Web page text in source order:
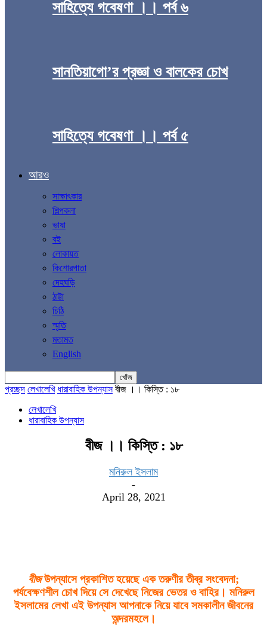
সাহিত্যে গবেষণা ।। পর্ব ৬
সানতিয়াগো’র প্রজ্ঞা ও বালকের চোখ
সাহিত্যে গবেষণা ।। পর্ব ৫
আরও
সাক্ষাৎকার
শিল্পকলা
ভাষা
বই
লোকায়ত
কিশোরপাতা
দেহঘড়ি
ঠাট্টা
চিঠি
স্মৃতি
মতামত
English
প্রচ্ছদ লেখালেখি ধারাবাহিক উপন্যাস বীজ ।। কিস্তি : ১৮
লেখালেখি
ধারাবাহিক উপন্যাস
বীজ ।। কিস্তি : ১৮
মনিরুল ইসলাম
-
April 28, 2021
বীজউপন্যাসে প্রকাশিত হয়েছে এক তরুণীর তীব্র সংবেদনা;
পর্যবেক্ষণশীল চোখ দিয়ে সে দেখেছে নিজের ভেতর ও বাহির। মনিরুল
ইসলামের লেখা এই উপন্যাস আপনাকে নিয়ে যাবে সমকালীন জীবনের
অন্দরমহলে।